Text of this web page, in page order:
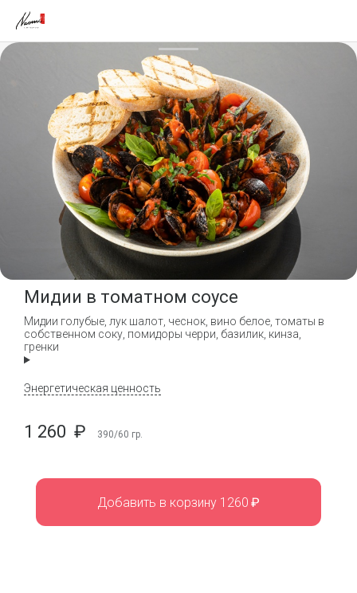
Мидии в томатном соусе
Мидии голубые, лук шалот, чеснок, вино белое, томаты в
собственном соку, помидоры черри, базилик, кинза,
гренки
Энергетическая ценность
1 260 ₽ 390/60 гр.
Добавить в корзину 1260 ₽